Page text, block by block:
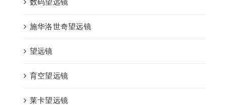
施华洛世奇望远镜
望远镜
育空望远镜
莱卡望远镜